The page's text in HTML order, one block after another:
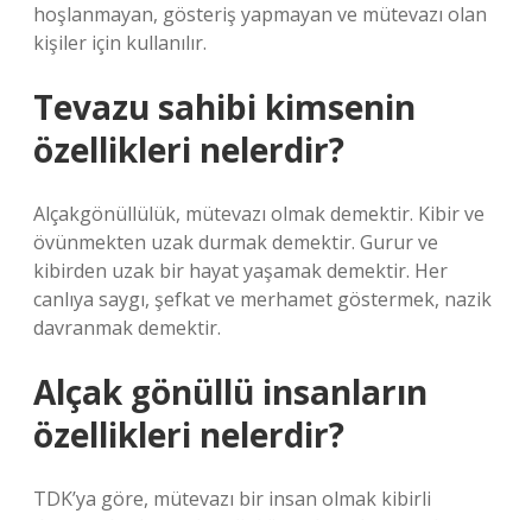
hoşlanmayan, gösteriş yapmayan ve mütevazı olan
kişiler için kullanılır.
Tevazu sahibi kimsenin
özellikleri nelerdir?
Alçakgönüllülük, mütevazı olmak demektir. Kibir ve
övünmekten uzak durmak demektir. Gurur ve
kibirden uzak bir hayat yaşamak demektir. Her
canlıya saygı, şefkat ve merhamet göstermek, nazik
davranmak demektir.
Alçak gönüllü insanların
özellikleri nelerdir?
TDK’ya göre, mütevazı bir insan olmak kibirli